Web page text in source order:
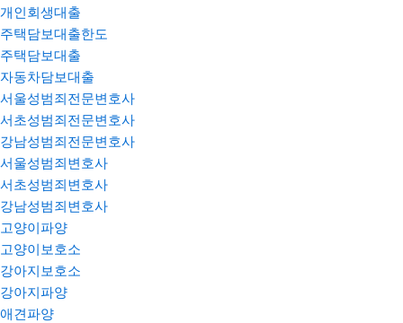
개인회생대출
주택담보대출한도
주택담보대출
자동차담보대출
서울성범죄전문변호사
서초성범죄전문변호사
강남성범죄전문변호사
서울성범죄변호사
서초성범죄변호사
강남성범죄변호사
고양이파양
고양이보호소
강아지보호소
강아지파양
애견파양